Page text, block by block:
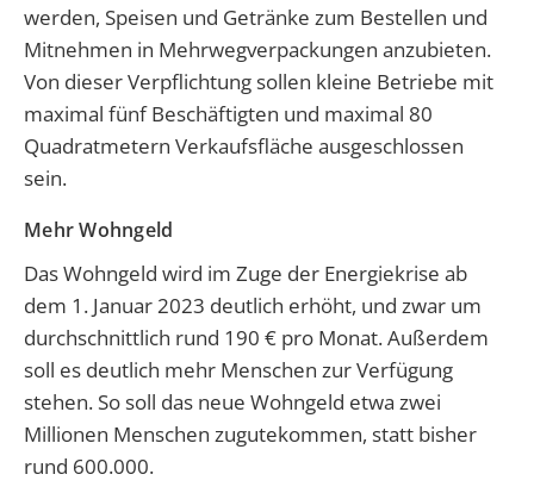
werden, Speisen und Getränke zum Bestellen und
Mitnehmen in Mehrwegverpackungen anzubieten.
Von dieser Verpflichtung sollen kleine Betriebe mit
maximal fünf Beschäftigten und maximal 80
Quadratmetern Verkaufsfläche ausgeschlossen
sein.
Mehr Wohngeld
Das Wohngeld wird im Zuge der Energiekrise ab
dem 1. Januar 2023 deutlich erhöht, und zwar um
durchschnittlich rund 190 € pro Monat. Außerdem
soll es deutlich mehr Menschen zur Verfügung
stehen. So soll das neue Wohngeld etwa zwei
Millionen Menschen zugutekommen, statt bisher
rund 600.000.